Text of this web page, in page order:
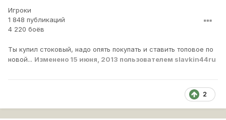
Игроки
1 848 публикаций
4 220 боёв
Ты купил стоковый, надо опять покупать и ставить топовое по
новой... Изменено 15 июня, 2013 пользователем slavkin44ru
2